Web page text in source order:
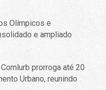
Olímpicos e
e ampliado
prorroga até 20
Urbano, reunindo